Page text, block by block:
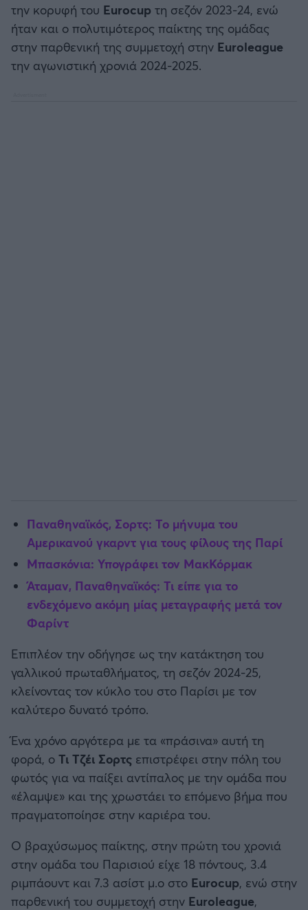
την κορυφή του Eurocup τη σεζόν 2023-24, ενώ
ήταν και ο πολυτιμότερος παίκτης της ομάδας
στην παρθενική της συμμετοχή στην Euroleague
την αγωνιστική χρονιά 2024-2025.
Παναθηναϊκός, Σορτς: Το μήνυμα του
Αμερικανού γκαρντ για τους φίλους της Παρί
Μπασκόνια: Υπογράφει τον ΜακΚόρμακ
Άταμαν, Παναθηναϊκός: Τι είπε για το
ενδεχόμενο ακόμη μίας μεταγραφής μετά τον
Φαρίντ
Επιπλέον την οδήγησε ως την κατάκτηση του
γαλλικού πρωταθλήματος, τη σεζόν 2024-25,
κλείνοντας τον κύκλο του στο Παρίσι με τον
καλύτερο δυνατό τρόπο.
Ένα χρόνο αργότερα με τα «πράσινα» αυτή τη
φορά, ο Τι Τζέι Σορτς επιστρέφει στην πόλη του
φωτός για να παίξει αντίπαλος με την ομάδα που
«έλαμψε» και της χρωστάει το επόμενο βήμα που
πραγματοποίησε στην καριέρα του.
Ο βραχύσωμος παίκτης, στην πρώτη του χρονιά
στην ομάδα του Παρισιού είχε 18 πόντους, 3.4
ριμπάουντ και 7.3 ασίστ μ.ο στο Eurocup, ενώ στην
παρθενική του συμμετοχή στην Euroleague,